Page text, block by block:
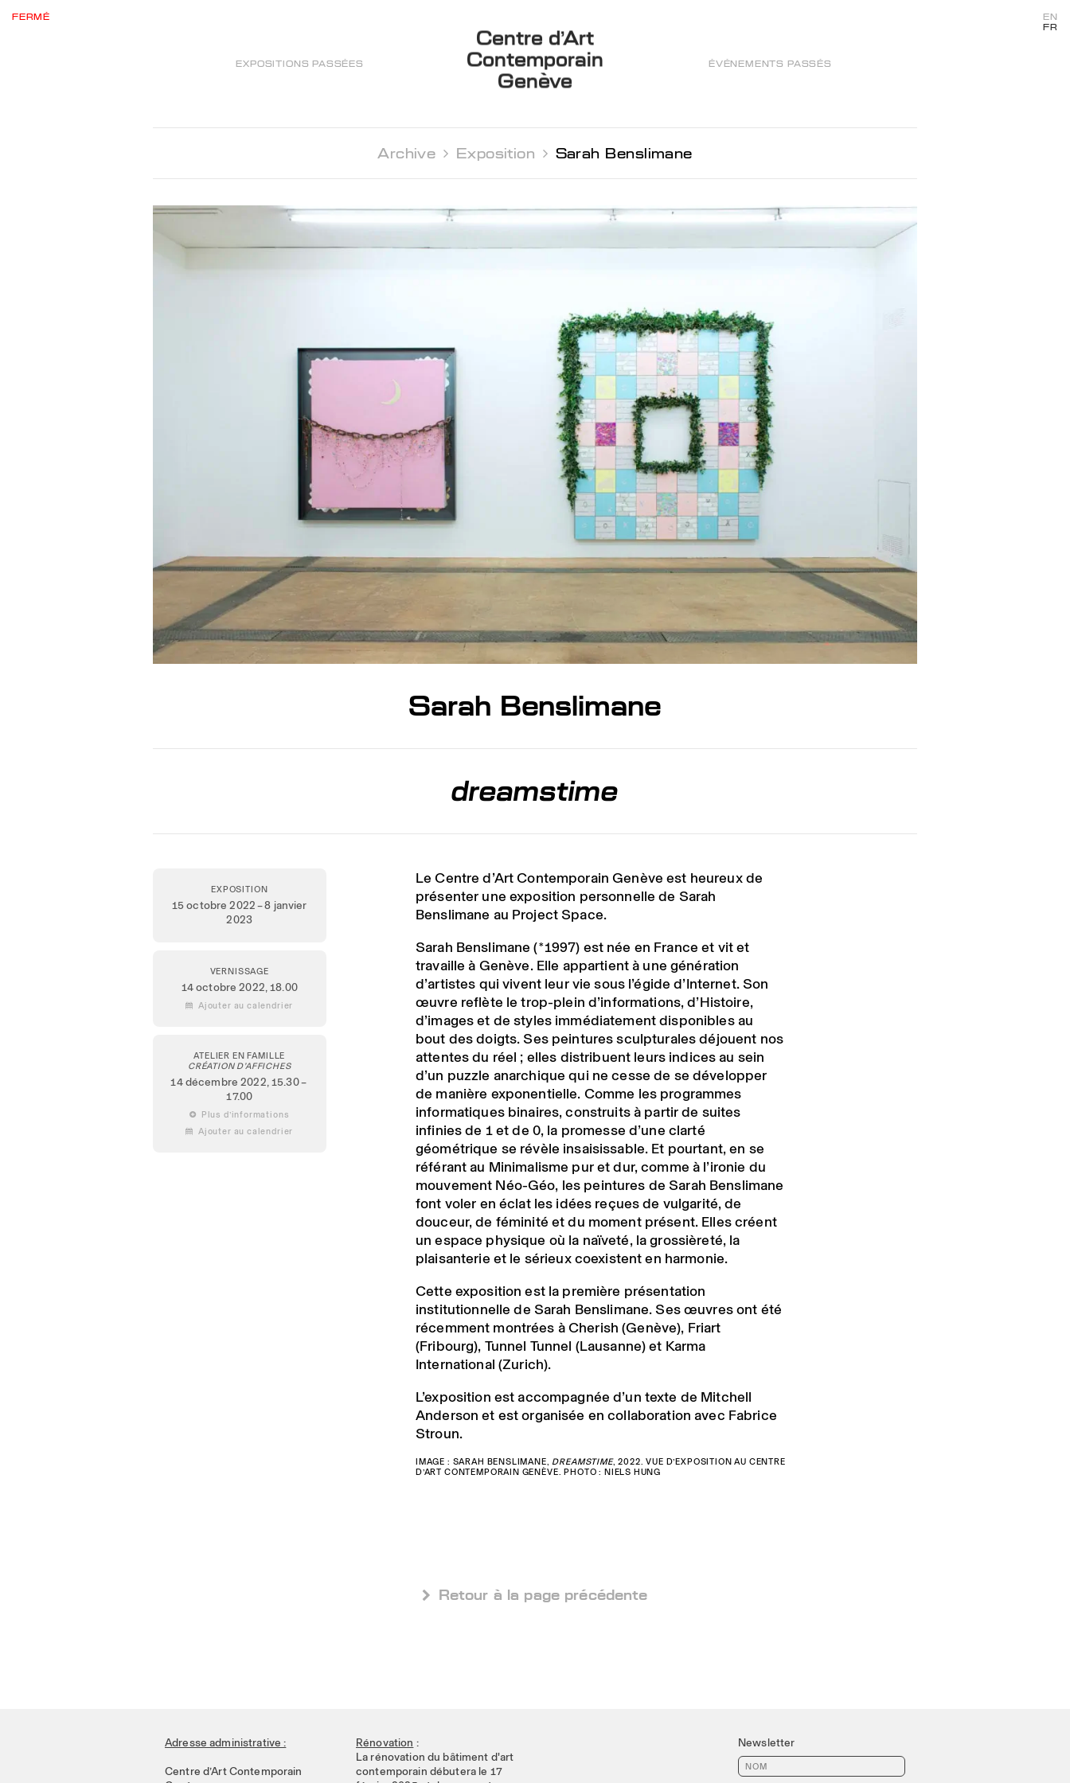
FERMÉ
EXPOSITIONS PASSÉES
Centre d’Art
Contemporain
Genève
ÉVÉNEMENTS PASSÉS
EN
FR
Archive  Exposition  Sarah Benslimane
Sarah Benslimane
dreamstime
EXPOSITION
15 octobre 2022 – 8 janvier
2023
VERNISSAGE
14 octobre 2022,18.00
 Ajouter au calendrier
ATELIER EN FAMILLE
CRÉATION D’AFFICHES
14 décembre 2022, 15.30 –
17.00
 Plus d’informations
 Ajouter au calendrier
Le Centre d’Art Contemporain Genève est heureux de
présenter une exposition personnelle de Sarah
Benslimane au Project Space.
Sarah Benslimane (*1997) est née en France et vit et
travaille à Genève. Elle appartient à une génération
d’artistes qui vivent leur vie sous l’égide d’Internet. Son
œuvre reflète le trop-plein d’informations, d’Histoire,
d’images et de styles immédiatement disponibles au
bout des doigts. Ses peintures sculpturales déjouent nos
attentes du réel ; elles distribuent leurs indices au sein
d’un puzzle anarchique qui ne cesse de se développer
de manière exponentielle. Comme les programmes
informatiques binaires, construits à partir de suites
infinies de 1 et de 0, la promesse d’une clarté
géométrique se révèle insaisissable. Et pourtant, en se
référant au Minimalisme pur et dur, comme à l’ironie du
mouvement Néo-Géo, les peintures de Sarah Benslimane
font voler en éclat les idées reçues de vulgarité, de
douceur, de féminité et du moment présent. Elles créent
un espace physique où la naïveté, la grossièreté, la
plaisanterie et le sérieux coexistent en harmonie.
Cette exposition est la première présentation
institutionnelle de Sarah Benslimane. Ses œuvres ont été
récemment montrées à Cherish (Genève), Friart
(Fribourg), Tunnel Tunnel (Lausanne) et Karma
International (Zurich).
L’exposition est accompagnée d’un texte de Mitchell
Anderson et est organisée en collaboration avec Fabrice
Stroun.
IMAGE : SARAH BENSLIMANE, DREAMSTIME, 2022. VUE D’EXPOSITION AU CENTRE
D’ART CONTEMPORAIN GENÈVE. PHOTO : NIELS HUNG
 Retour à la page précédente
Adresse administrative :
Centre d’Art Contemporain
Rénovation :
La rénovation du bâtiment d'art
contemporain débutera le 17
Newsletter